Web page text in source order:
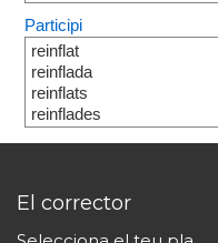
Participi
reinflat
reinflada
reinflats
reinflades
El corrector